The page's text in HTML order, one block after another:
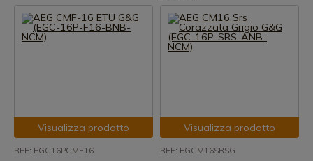
Visualizza prodotto
REF: EGC16PCMF16
Visualizza prodotto
REF: EGCM16SRSG